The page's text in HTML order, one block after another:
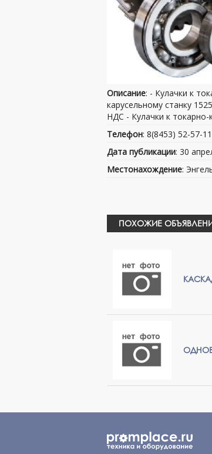
Описание: - Кулачки к
карусельному станку
НДС - Кулачки к
Телефон: 8(8453) 52-57-11
Дата публикации: 30
Местонахождение:
ПОХОЖИЕ